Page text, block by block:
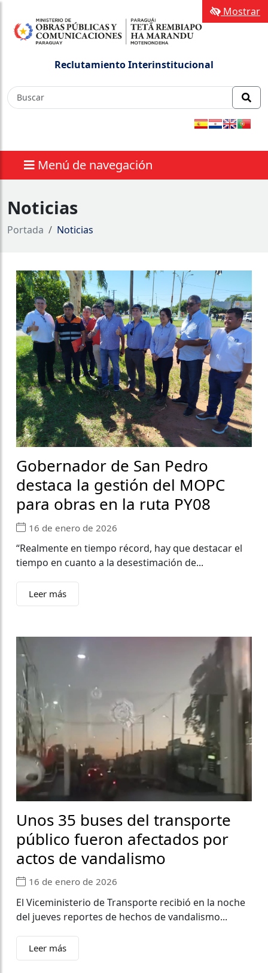
Reclutamiento Interinstitucional
Menú de navegación
Mostrar
Noticias
Portada Noticias
Gobernador de San Pedro
destaca la gestión del MOPC
para obras en la ruta PY08
16 de enero de 2026
“Realmente en tiempo récord, hay que destacar el
tiempo en cuanto a la desestimación de...
Leer más
Unos 35 buses del transporte
público fueron afectados por
actos de vandalismo
16 de enero de 2026
El Viceministerio de Transporte recibió en la noche
del jueves reportes de hechos de vandalismo...
Leer más